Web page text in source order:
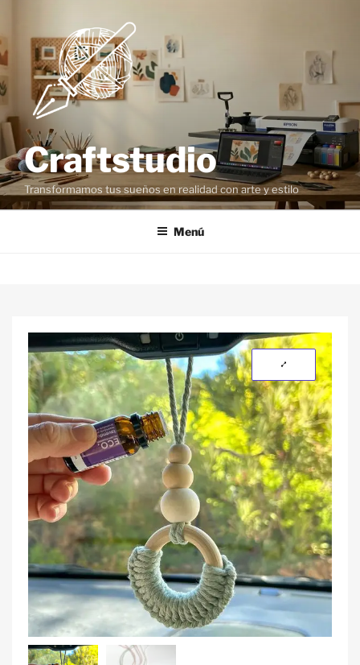
Craftstudio
Transformamos tus sueños en realidad con arte y estilo
Menú